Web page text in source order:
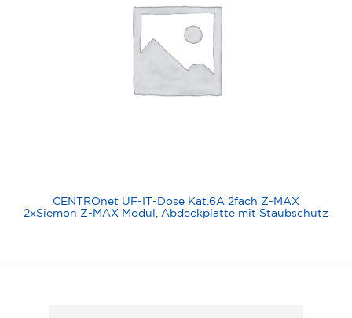
CENTROnet UF-IT-Dose Kat.6A 2fach Z-MAX
2xSiemon Z-MAX Modul, Abdeckplatte mit Staubschutz